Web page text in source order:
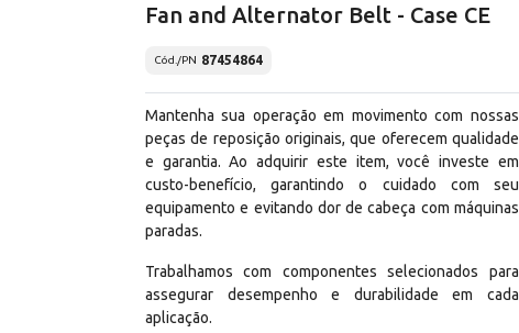
Fan and Alternator Belt - Case CE
Cód./PN 87454864
Mantenha sua operação em movimento com nossas
peças de reposição originais, que oferecem qualidade
e garantia. Ao adquirir este item, você investe em
custo-benefício, garantindo o cuidado com seu
equipamento e evitando dor de cabeça com máquinas
paradas.
Trabalhamos com componentes selecionados para
assegurar desempenho e durabilidade em cada
aplicação.